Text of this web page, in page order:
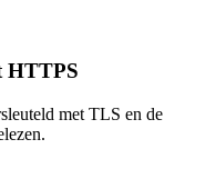
HTTPS
met TLS en de